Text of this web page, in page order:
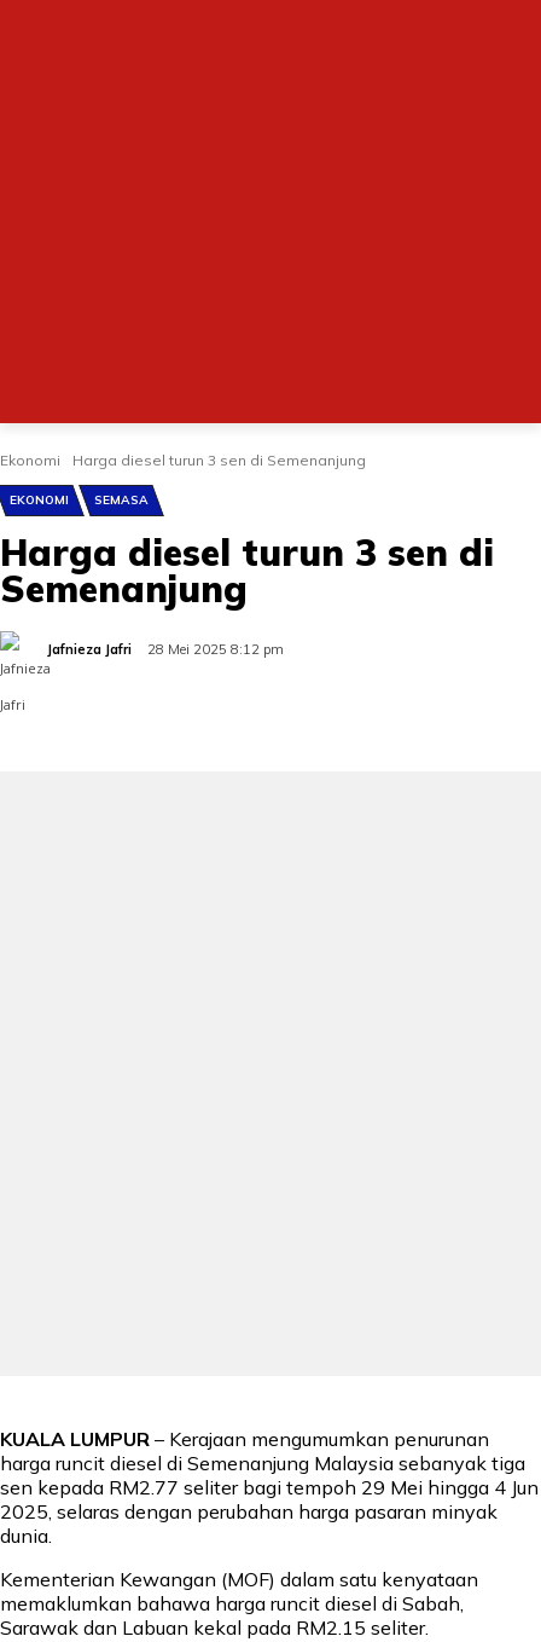
Ekonomi Harga diesel turun 3 sen di Semenanjung
EKONOMI SEMASA
Harga diesel turun 3 sen di
Semenanjung
Jafnieza Jafri 28 Mei 2025 8:12 pm
KUALA LUMPUR – Kerajaan mengumumkan penurunan
harga runcit diesel di Semenanjung Malaysia sebanyak tiga
sen kepada RM2.77 seliter bagi tempoh 29 Mei hingga 4 Jun
2025, selaras dengan perubahan harga pasaran minyak
dunia.
Kementerian Kewangan (MOF) dalam satu kenyataan
memaklumkan bahawa harga runcit diesel di Sabah,
Sarawak dan Labuan kekal pada RM2.15 seliter.